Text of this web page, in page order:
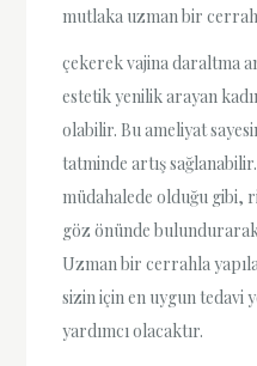
mutlaka uzman bir
çekerek vajina daraltma
estetik yenilik arayan
olabilir. Bu ameliyat
tatminde artış
müdahalede olduğu gibi,
göz önünde
Uzman bir cerrahla
sizin için en uygun tedavi
yardımcı olacaktır.